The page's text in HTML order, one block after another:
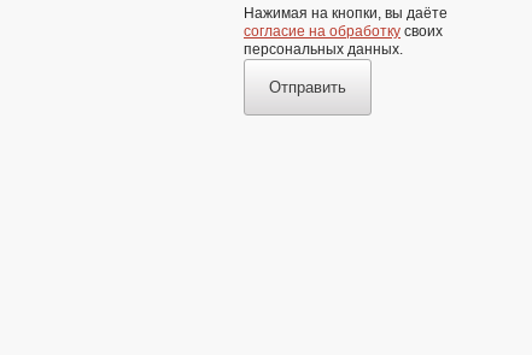
Нажимая на кнопки, вы даёте
согласие на обработку своих
персональных данных.
Отправить